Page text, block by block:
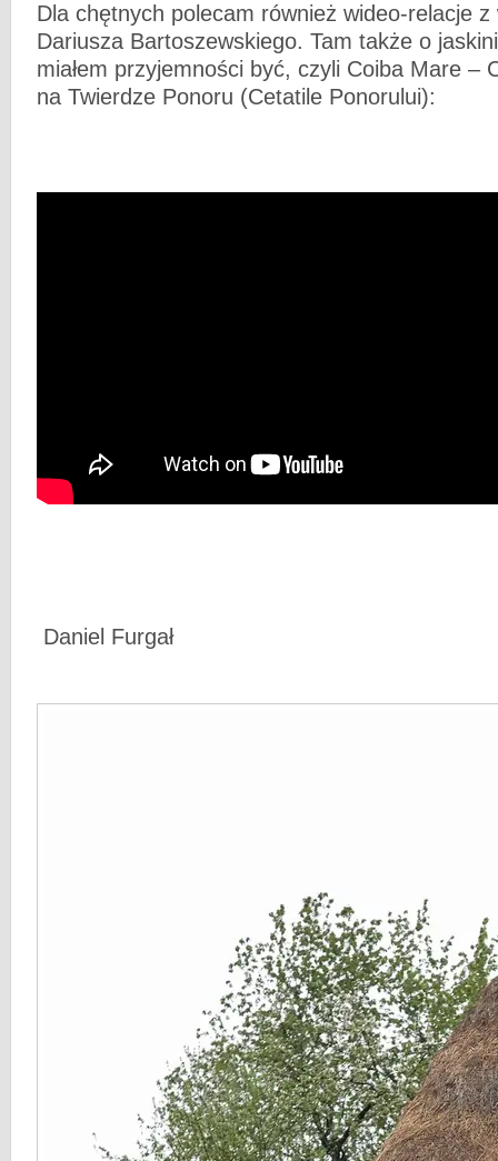
Dla chętnych polecam również wideo-relacje
Dariusza Bartoszewskiego. Tam także o
miałem przyjemności być, czyli Coiba Mare –
na Twierdze Ponoru (Cetatile Ponorului):
Daniel Furgał